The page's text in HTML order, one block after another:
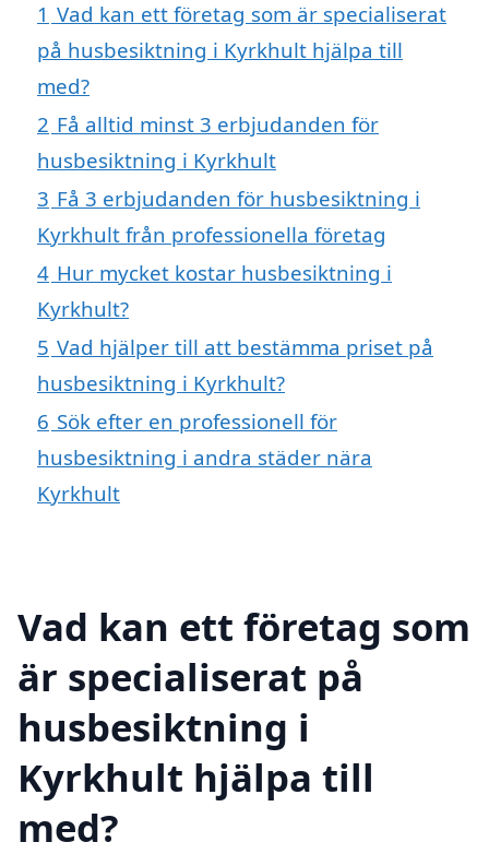
1 Vad kan ett företag som är specialiserat
på husbesiktning i Kyrkhult hjälpa till
med?
2 Få alltid minst 3 erbjudanden för
husbesiktning i Kyrkhult
3 Få 3 erbjudanden för husbesiktning i
Kyrkhult från professionella företag
4 Hur mycket kostar husbesiktning i
Kyrkhult?
5 Vad hjälper till att bestämma priset på
husbesiktning i Kyrkhult?
6 Sök efter en professionell för
husbesiktning i andra städer nära
Kyrkhult
Vad kan ett företag som
är specialiserat på
husbesiktning i
Kyrkhult hjälpa till
med?